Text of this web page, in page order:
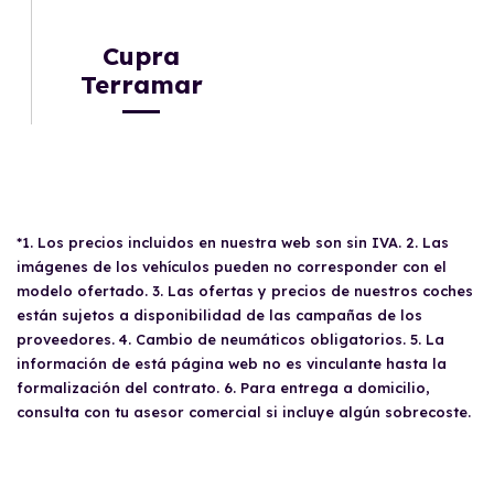
Cupra
Terramar
*1. Los precios incluidos en nuestra web son sin IVA. 2. Las
imágenes de los vehículos pueden no corresponder con el
modelo ofertado. 3. Las ofertas y precios de nuestros coches
están sujetos a disponibilidad de las campañas de los
proveedores. 4. Cambio de neumáticos obligatorios. 5. La
información de está página web no es vinculante hasta la
formalización del contrato. 6. Para entrega a domicilio,
consulta con tu asesor comercial si incluye algún sobrecoste.